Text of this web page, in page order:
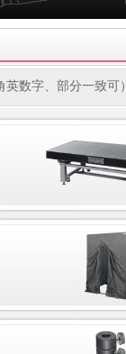
英数字、部分一致可）